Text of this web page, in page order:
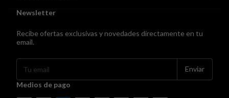
Newsletter
Recibe ofertas exclusivas y novedades directamente en tu
email.
Medios de pago